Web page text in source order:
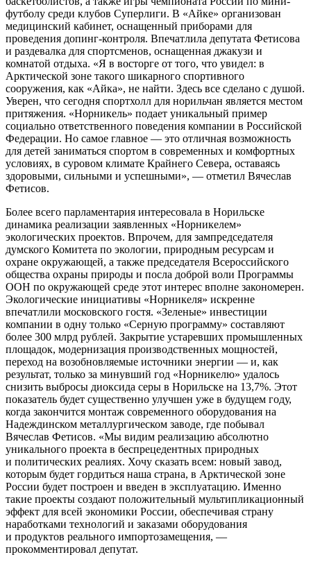
футболу среди клубов Суперлиги. В «Айке» организован
медицинский кабинет, оснащенный приборами для
проведения допинг-контроля. Впечатлила депутата Фетисова
и раздевалка для спортсменов, оснащенная джакузи и
комнатой отдыха. «Я в восторге от того, что увидел: в
Арктической зоне такого шикарного спортивного
сооружения, как «Айка», не найти. Здесь все сделано с душой.
Уверен, что сегодня спортхолл для норильчан является местом
притяжения. «Норникель» подает уникальный пример
социально ответственного поведения компании в Российской
Федерации. Но самое главное — это отличная возможность
для детей заниматься спортом в современных и комфортных
условиях, в суровом климате Крайнего Севера, оставаясь
здоровыми, сильными и успешными», — отметил Вячеслав
Фетисов.
Более всего парламентария интересовала в Норильске
динамика реализации заявленных «Норникелем»
экологических проектов. Впрочем, для зампредседателя
думского Комитета по экологии, природным ресурсам и
охране окружающей, а также председателя Всероссийского
общества охраны природы и посла доброй воли Программы
ООН по окружающей среде этот интерес вполне закономерен.
Экологические инициативы «Норникеля» искренне
впечатлили московского гостя. «Зеленые» инвестиции
компании в одну только «Серную программу» составляют
более 300 млрд рублей. Закрытие устаревших промышленных
площадок, модернизация производственных мощностей,
переход на возобновляемые источники энергии — и, как
результат, только за минувший год «Норникелю» удалось
снизить выбросы диоксида серы в Норильске на 13,7%. Этот
показатель будет существенно улучшен уже в будущем году,
когда закончится монтаж современного оборудования на
Надеждинском металлургическом заводе, где побывал
Вячеслав Фетисов. «Мы видим реализацию абсолютно
уникального проекта в беспрецедентных природных
и политических реалиях. Хочу сказать всем: новый завод,
которым будет гордиться наша страна, в Арктической зоне
России будет построен и введен в эксплуатацию. Именно
такие проекты создают положительный мультипликационный
эффект для всей экономики России, обеспечивая страну
наработками технологий и заказами оборудования
и продуктов реального импортозамещения, —
прокомментировал депутат.